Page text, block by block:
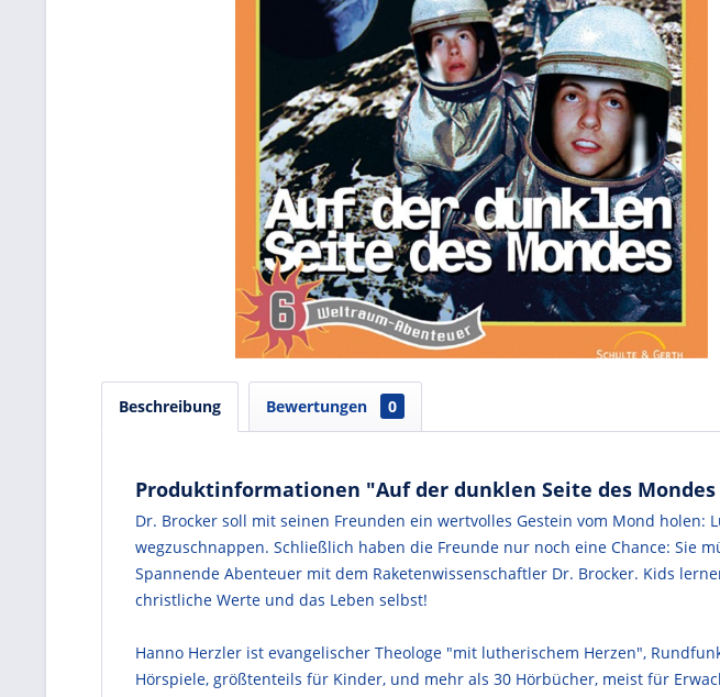
Beschreibung Bewertungen 0
Produktinformationen "Auf der dunklen Seite des
Dr. Brocker soll mit seinen Freunden ein wertvolles Gestein vom Mond
wegzuschnappen. Schließlich haben die Freunde nur noch eine Chance: Sie
Spannende Abenteuer mit dem Raketenwissenschaftler Dr. Brocker. Kids
christliche Werte und das Leben selbst!
Hanno Herzler ist evangelischer Theologe "mit lutherischem Herzen",
Hörspiele, größtenteils für Kinder, und mehr als 30 Hörbücher, meist für